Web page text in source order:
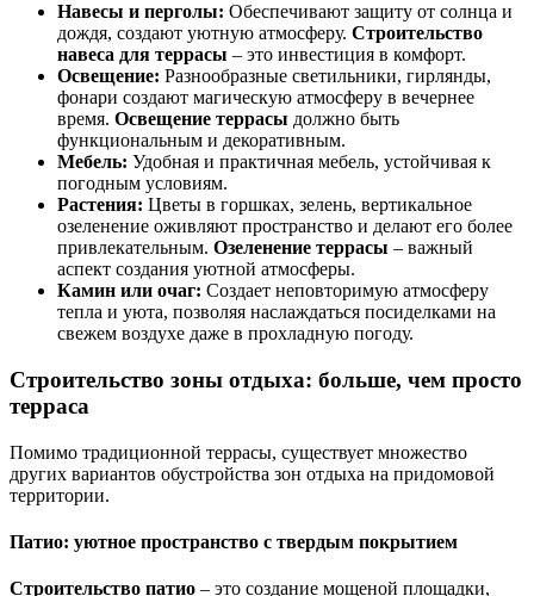
Навесы и перголы: Обеспечивают защиту от солнца и
дождя, создают уютную атмосферу. Строительство
навеса для террасы – это инвестиция в комфорт.
Освещение: Разнообразные светильники, гирлянды,
фонари создают магическую атмосферу в вечернее
время. Освещение террасы должно быть
функциональным и декоративным.
Мебель: Удобная и практичная мебель, устойчивая к
погодным условиям.
Растения: Цветы в горшках, зелень, вертикальное
озеленение оживляют пространство и делают его более
привлекательным. Озеленение террасы – важный
аспект создания уютной атмосферы.
Камин или очаг: Создает неповторимую атмосферу
тепла и уюта, позволяя наслаждаться посиделками на
свежем воздухе даже в прохладную погоду.
Строительство зоны отдыха: больше, чем просто
терраса
Помимо традиционной террасы, существует множество
других вариантов обустройства зон отдыха на придомовой
территории.
Патио: уютное пространство с твердым покрытием
Строительство патио – это создание мощеной площадки,